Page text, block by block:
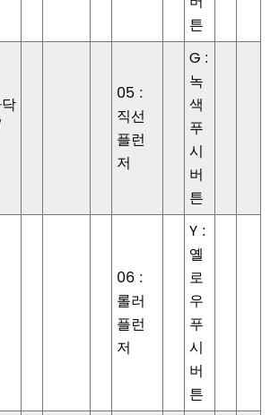
튼
05 :
직선
플런
저
G :
녹
색
푸
시
버
튼
06 :
롤러
플런
저
Y :
옐
로
우
푸
시
버
튼